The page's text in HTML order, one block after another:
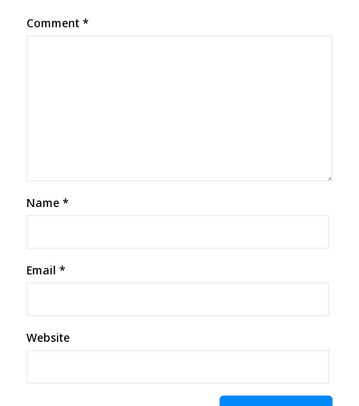
Comment *
Name *
Email *
Website